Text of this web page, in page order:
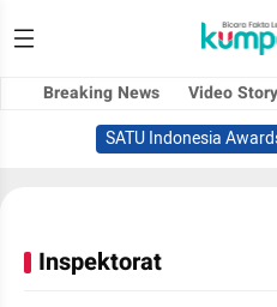
Breaking News Video Story
SATU Indonesia
Inspektorat